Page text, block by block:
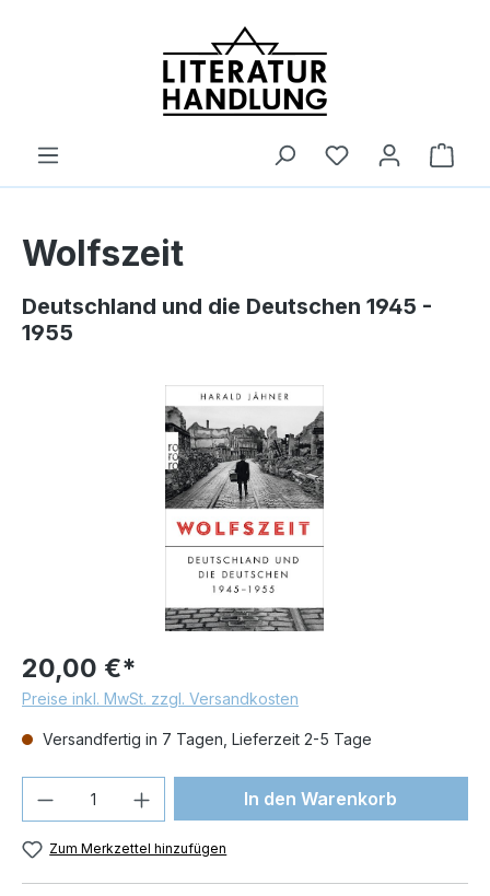
Wolfszeit
Deutschland und die Deutschen 1945 -
1955
Bildergalerie überspringen
20,00 €*
Preise inkl. MwSt. zzgl. Versandkosten
Versandfertig in 7 Tagen, Lieferzeit 2-5 Tage
Produkt Anzahl: Gib denIn den Warenkorb
Zum Merkzettel hinzufügen